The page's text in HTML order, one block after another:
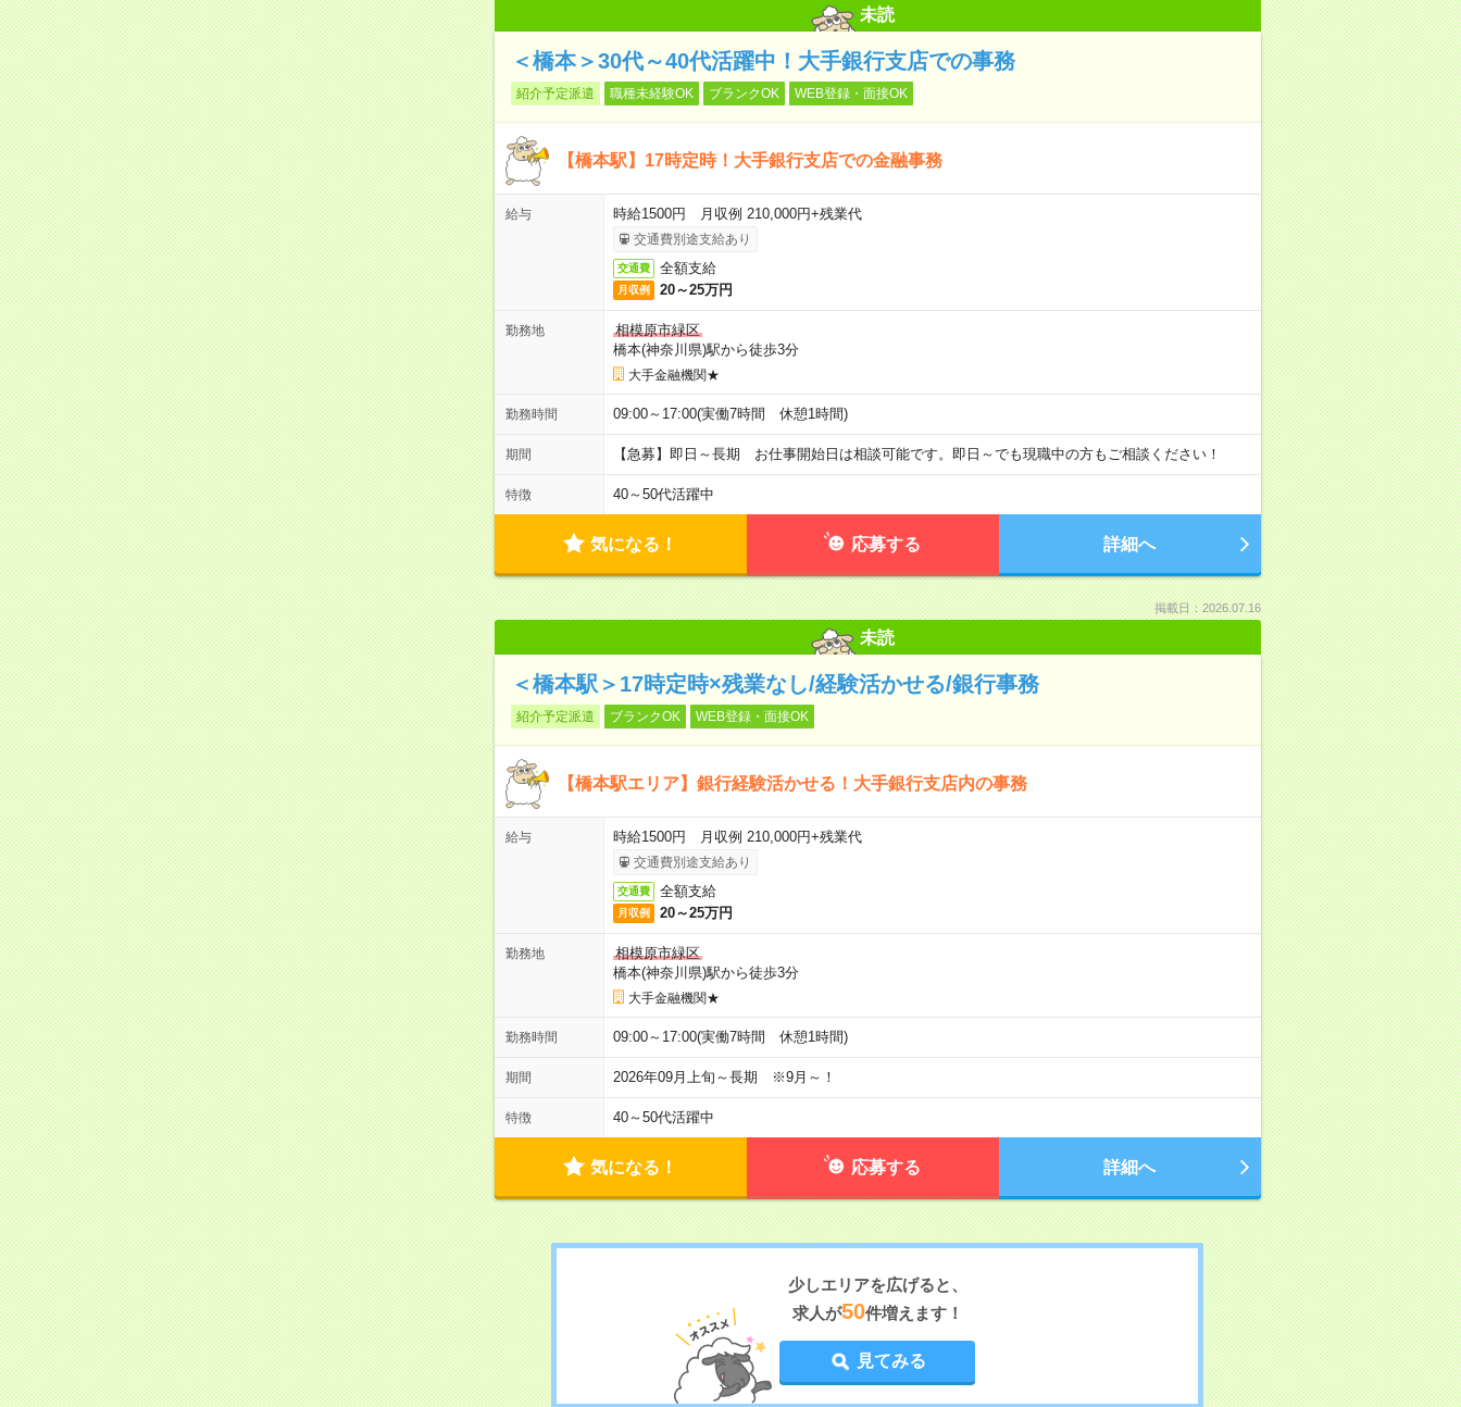
未読
＜橋本＞30代～40代活躍中！大手銀行支店での事務
紹介予定派遣 職種未経験OK ブランクOK WEB登録・面接OK
【橋本駅】17時定時！大手銀行支店での金融事務
給与 時給1500円 月収例 210,000円+残業代
交通費別途支給あり
交通費 全額支給
月収例 20～25万円
勤務地
相模原市緑区
橋本(神奈川県)駅から徒歩3分
大手金融機関★
勤務時間 09:00～17:00(実働7時間 休憩1時間)
期間 【急募】即日～長期 お仕事開始日は相談可能です。即日～でも現職中の方もご相談ください！
特徴 40～50代活躍中
気になる！ 応募する 詳細へ
掲載日：2026.07.16
未読
＜橋本駅＞17時定時×残業なし/経験活かせる/銀行事務
紹介予定派遣 ブランクOK WEB登録・面接OK
【橋本駅エリア】銀行経験活かせる！大手銀行支店内の事務
給与 時給1500円 月収例 210,000円+残業代
交通費別途支給あり
交通費 全額支給
月収例 20～25万円
勤務地
相模原市緑区
橋本(神奈川県)駅から徒歩3分
大手金融機関★
勤務時間 09:00～17:00(実働7時間 休憩1時間)
期間 2026年09月上旬～長期 ※9月～！
特徴 40～50代活躍中
気になる！ 応募する 詳細へ
少しエリアを広げると、
求人が50件増えます！
見てみる